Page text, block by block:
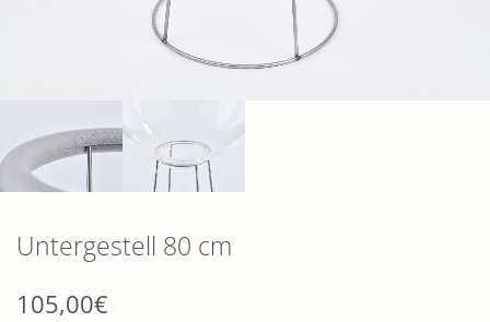
Untergestell 80 cm
105,00€